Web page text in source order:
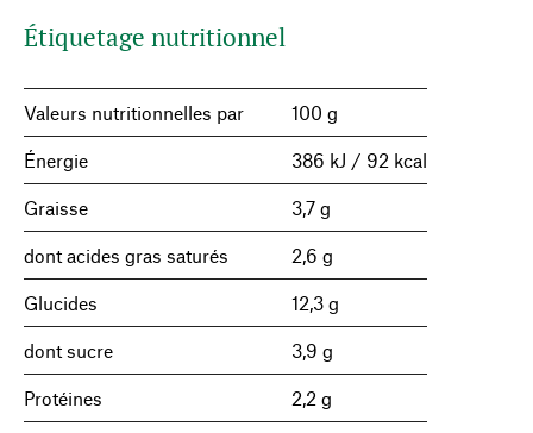
Étiquetage nutritionnel
Valeurs nutritionnelles par 100 g
Énergie 386 kJ / 92 kcal
Graisse 3,7 g
dont acides gras saturés 2,6 g
Glucides 12,3 g
dont sucre 3,9 g
Protéines 2,2 g